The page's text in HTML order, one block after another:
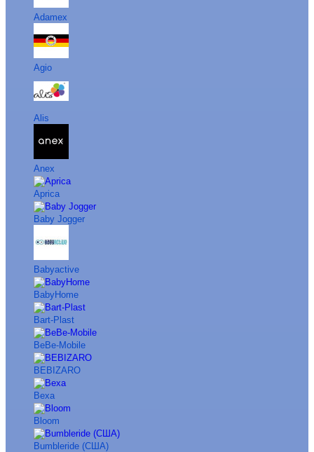
Adamex
Agio
Alis
Anex
Aprica
Baby Jogger
Babyactive
BabyHome
Bart-Plast
BeBe-Mobile
BEBIZARO
Bexa
Bloom
Bumbleride (США)